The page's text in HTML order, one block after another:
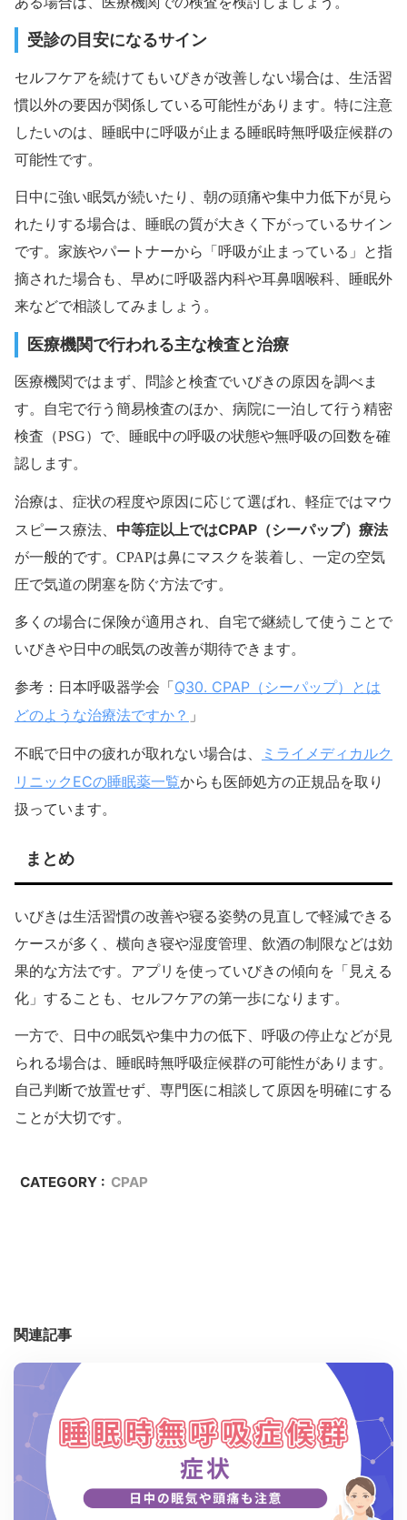
受診の目安になるサイン
セルフケアを続けてもいびきが改善しない場合は、生活習
慣以外の要因が関係している可能性があります。特に注意
したいのは、睡眠中に呼吸が止まる睡眠時無呼吸症候群の
可能性です。
日中に強い眠気が続いたり、朝の頭痛や集中力低下が見ら
れたりする場合は、睡眠の質が大きく下がっているサイン
です。家族やパートナーから「呼吸が止まっている」と指
摘された場合も、早めに呼吸器内科や耳鼻咽喉科、睡眠外
来などで相談してみましょう。
医療機関で行われる主な検査と治療
医療機関ではまず、問診と検査でいびきの原因を調べま
す。自宅で行う簡易検査のほか、病院に一泊して行う精密
検査（PSG）で、睡眠中の呼吸の状態や無呼吸の回数を確
認します。
治療は、症状の程度や原因に応じて選ばれ、軽症ではマウ
スピース療法、 中等症以上ではCPAP（シーパップ）療法
が一般的です。CPAPは鼻にマスクを装着し、一定の空気
圧で気道の閉塞を防ぐ方法です。
多くの場合に保険が適用され、自宅で継続して使うことで
いびきや日中の眠気の改善が期待できます。
参考：日本呼吸器学会「 Q30. CPAP（シーパップ）とは
どのような治療法ですか？ 」
不眠で日中の疲れが取れない場合は、
ミライメディカルク
リニックECの睡眠薬一覧からも医師処方の正規品を取り
扱っています。
まとめ
いびきは生活習慣の改善や寝る姿勢の見直しで軽減できる
ケースが多く、横向き寝や湿度管理、飲酒の制限などは効
果的な方法です。アプリを使っていびきの傾向を「見える
化」することも、セルフケアの第一歩になります。
一方で、日中の眠気や集中力の低下、呼吸の停止などが見
られる場合は、睡眠時無呼吸症候群の可能性があります。
自己判断で放置せず、専門医に相談して原因を明確にする
ことが大切です。
CATEGORY : CPAP
関連記事